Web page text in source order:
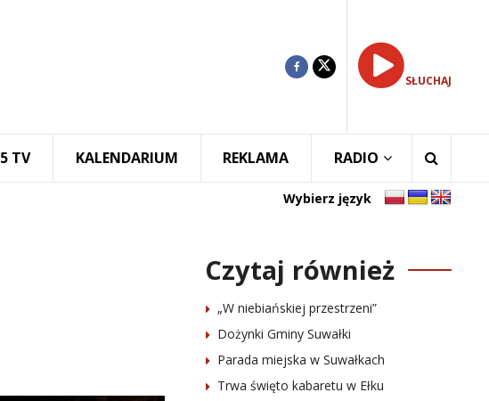
SŁUCHAJ
TV KALENDARIUM REKLAMA RADIO
Wybierz język
Czytaj również
„W niebiańskiej przestrzeni”
Dożynki Gminy Suwałki
Parada miejska w Suwałkach
Trwa święto kabaretu w Ełku